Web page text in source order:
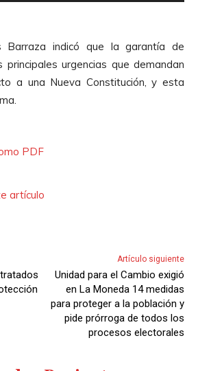
Barraza indicó que la garantía de
urgencias que demandan
a una Nueva Constitución, y esta
PDF
artículo
Artículo siguiente
Unidad para el Cambio exigió
en La Moneda 14 medidas
para proteger a la población y
pide prórroga de todos los
procesos electorales